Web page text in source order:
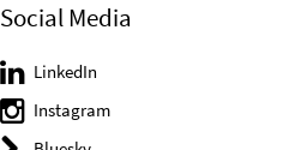
Social Media
LinkedIn
Instagram